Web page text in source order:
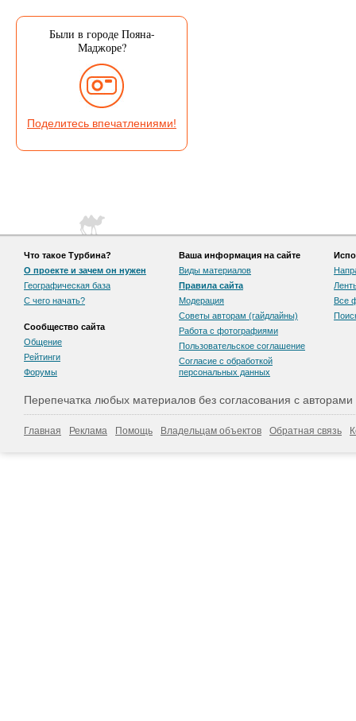
Были в городе Пояна-
Маджоре?
Поделитесь впечатлениями!
Что такое Турбина?
О проекте и зачем он нужен
Географическая база
С чего начать?
Сообщество сайта
Общение
Рейтинги
Форумы
Ваша информация на сайте
Виды материалов
Правила сайта
Модерация
Советы авторам (гайдлайны)
Работа с фотографиями
Пользовательскоe соглашение
Согласие с обработкой
персональных данных
Все
Перепечатка любых материалов без согласования с
Главная Реклама Помощь Владельцам объектов Обратная связь